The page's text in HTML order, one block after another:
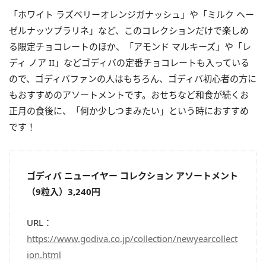
「ホワイト ラズベリーオレンジガナッシュ」や「ミルク ヘー
ゼルナッツプラリネ」など、このコレクションだけで楽しめ
る限定チョコレートのほか、「アモンド マルキーズ」や「レ
ディ ノア II」などゴディバの定番チョコレートも入っている
ので、ゴディバファンの人はもちろん、ゴディバ初心者の方に
もおすすめのアソートメントです。おせちなど和食が続くお
正月の食後に、「何か少しつまみたい」という時におすすめ
です！
ゴディバ ニューイヤー コレクション アソートメント
（9粒入）3,240円
URL：
https://www.godiva.co.jp/collection/newyearcollect
ion.html